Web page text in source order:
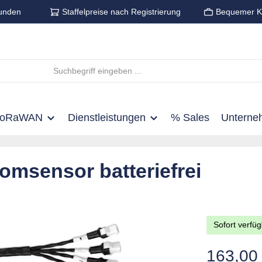
Staffelpreise nach Registrierung Bequemer
Dienstleistungen % Sales
batteriefrei
Sofort
Regulärer
163,00